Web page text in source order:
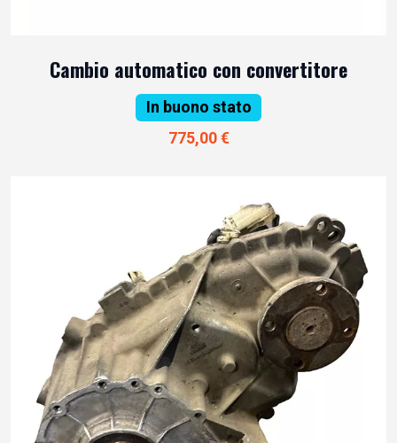
Cambio automatico con convertitore
In buono stato
775,00 €